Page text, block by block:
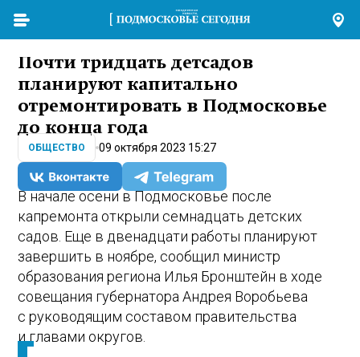
Почти тридцать детсадов
планируют капитально
отремонтировать в Подмосковье
до конца года
ОБЩЕСТВО 09 октября 2023 15:27
В начале осени в Подмосковье после
капремонта открыли семнадцать детских
садов. Еще в двенадцати работы планируют
завершить в ноябре, сообщил министр
образования региона Илья Бронштейн в ходе
совещания губернатора Андрея Воробьева
с руководящим составом правительства
и главами округов.